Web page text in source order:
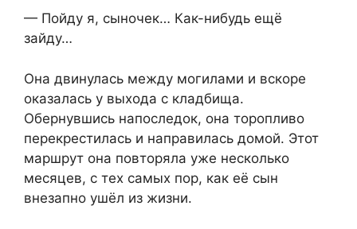
— Пойду я, сыночек… Как-нибудь ещё
зайду…
Она двинулась между могилами и вскоре
оказалась у выхода с кладбища.
Обернувшись напоследок, она торопливо
перекрестилась и направилась домой. Этот
маршрут она повторяла уже несколько
месяцев, с тех самых пор, как её сын
внезапно ушёл из жизни.